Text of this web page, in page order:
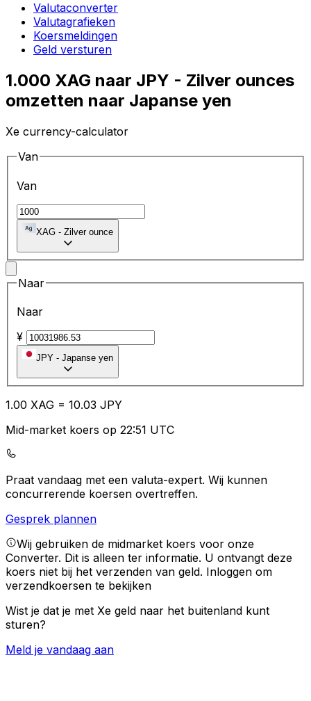
Valutaconverter
Valutagrafieken
Koersmeldingen
Geld versturen
1.000 XAG naar JPY - Zilver ounces
omzetten naar Japanse yen
Xe currency-calculator
Van
Van
XAG - Zilver ounce
Naar
Naar
¥
JPY - Japanse yen
1.00 XAG = 10.03 JPY
Mid-market koers op 22:51 UTC
Praat vandaag met een valuta-expert. Wij kunnen
concurrerende koersen overtreffen.
Gesprek plannen
Wij gebruiken de midmarket koers voor onze
Converter. Dit is alleen ter informatie. U ontvangt deze
koers niet bij het verzenden van geld. Inloggen om
verzendkoersen te bekijken
Wist je dat je met Xe geld naar het buitenland kunt
sturen?
Meld je vandaag aan